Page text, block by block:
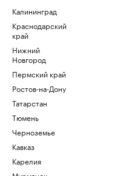
Калининград
Краснодарский
край
Нижний
Новгород
Пермский край
Ростов-на-Дону
Татарстан
Тюмень
Черноземье
Кавказ
Карелия